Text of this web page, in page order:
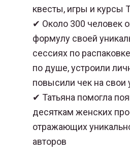
квесты, игры и курсы
✔ Около 300 человек
формулу своей
сессиях по
по душе, устроили
повысили чек на свои
✔ Татьяна помогла
десяткам женских
отражающих
авторов